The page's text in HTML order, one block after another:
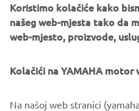
Marine
Pročitajte više
Koristimo kolačiće kako
našeg web-mjesta tako da
web-mjesto, proizvode,
Kolačići na YAMAHA motor
Na našoj web stranici